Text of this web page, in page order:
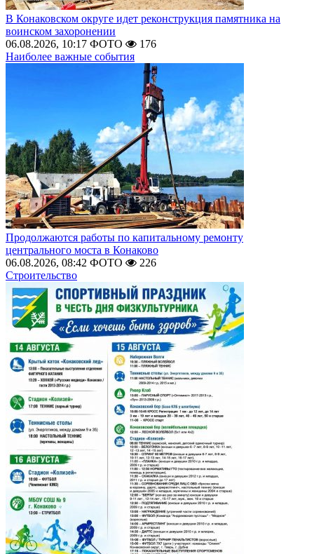
В Конаковском округе идет реконструкция памятника на
воинском захоронении
06.08.2026, 10:17 ФОТО
176
Наиболее важные события
Продолжаются работы по капитальному ремонту
центрального моста в Конаково
06.08.2026, 08:42 ФОТО
226
Строительство